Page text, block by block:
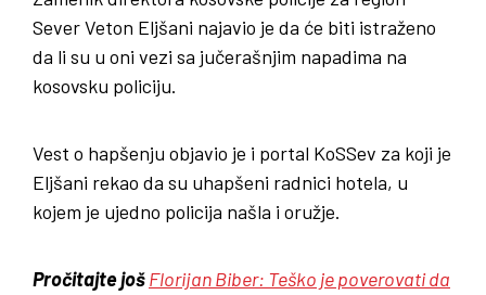
Sever Veton Eljšani najavio je da će biti istraženo
da li su u oni vezi sa jučerašnjim napadima na
kosovsku policiju.
Vest o hapšenju objavio je i portal KoSSev za koji je
Eljšani rekao da su uhapšeni radnici hotela, u
kojem je ujedno policija našla i oružje.
Pročitajte jošFlorijan Biber: Teško je poverovati da